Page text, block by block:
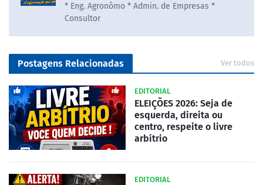
* Eng. Agronômo * Admin. de Empresas *
Consultor
Postagens Relacionadas Ver todos
EDITORIAL
ELEIÇÕES 2026: Seja de
esquerda, direita ou
centro, respeite o livre
arbítrio
EDITORIAL